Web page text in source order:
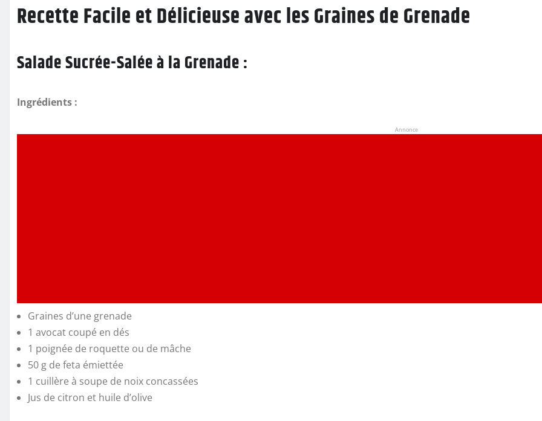
Recette Facile et Délicieuse avec les Graines de Grenade
Salade Sucrée-Salée à la Grenade :
Ingrédients :
Annonce
Graines d’une grenade
1 avocat coupé en dés
1 poignée de roquette ou de mâche
50 g de feta émiettée
1 cuillère à soupe de noix concassées
Jus de citron et huile d’olive